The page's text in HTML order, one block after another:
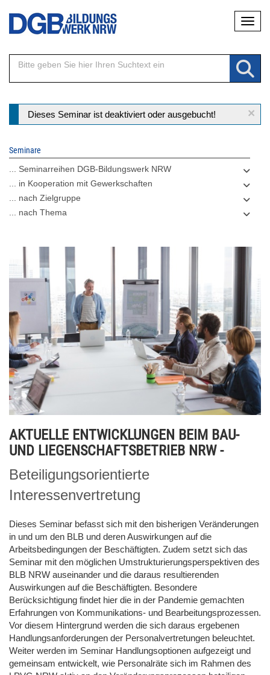
Direkt
Inhalt
×
Statusmeldung
Dieses Seminar ist deaktiviert oder ausgebucht!
Seminare
... Seminarreihen DGB-Bildungswerk NRW
... in Kooperation mit Gewerkschaften
... nach Zielgruppe
... nach Thema
AKTUELLE ENTWICKLUNGEN BEIM BAU-
UND LIEGENSCHAFTSBETRIEB NRW -
Beteiligungsorientierte
Interessenvertretung
Dieses Seminar befasst sich mit den bisherigen Veränderungen
in und um den BLB und deren Auswirkungen auf die
Arbeitsbedingungen der Beschäftigten. Zudem setzt sich das
Seminar mit den möglichen Umstrukturierungsperspektiven des
BLB NRW auseinander und die daraus resultierenden
Auswirkungen auf die Beschäftigten. Besondere
Berücksichtigung findet hier die in der Pandemie gemachten
Erfahrungen von Kommunikations- und Bearbeitungsprozessen.
Vor diesem Hintergrund werden die sich daraus ergebenen
Handlungsanforderungen der Personalvertretungen beleuchtet.
Weiter werden im Seminar Handlungsoptionen aufgezeigt und
gemeinsam entwickelt, wie Personalräte sich im Rahmen des